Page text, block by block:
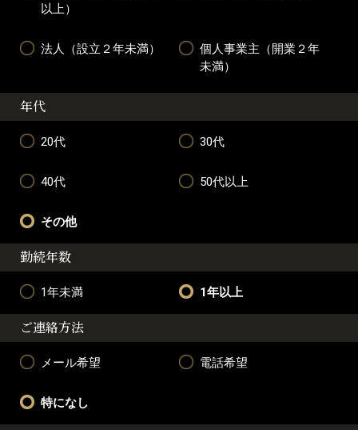
以上）
法人（設立２年未満）
個人事業主（開業２年
未満）
年代
20代 30代
40代 50代以上
その他
勤続年数
1年未満 1年以上
ご連絡方法
メール希望 電話希望
特になし